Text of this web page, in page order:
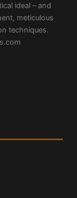
ideal – and
meticulous
techniques.